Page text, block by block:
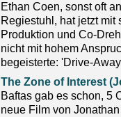
Ethan Coen, sonst oft
Regiestuhl, hat jetzt mit
Produktion und Co-
nicht mit hohem
begeisterte: 'Drive-
The Zone of Interest
Baftas gab es schon, 5
neue Film von